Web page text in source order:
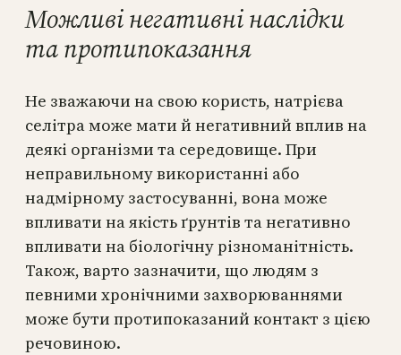
Можливі негативні наслідки
та протипоказання
Не зважаючи на свою користь, натрієва
селітра може мати й негативний вплив на
деякі організми та середовище. При
неправильному використанні або
надмірному застосуванні, вона може
впливати на якість ґрунтів та негативно
впливати на біологічну різноманітність.
Також, варто зазначити, що людям з
певними хронічними захворюваннями
може бути протипоказаний контакт з цією
речовиною.